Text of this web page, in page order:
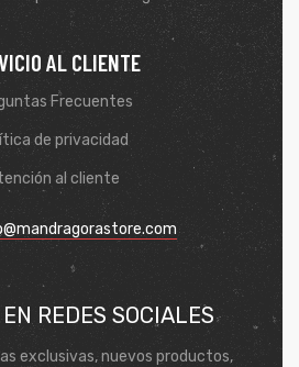
AL CLIENTE
Frecuentes
de privacidad
al cliente
REDES SOCIALES
exclusivas, nuevos productos,